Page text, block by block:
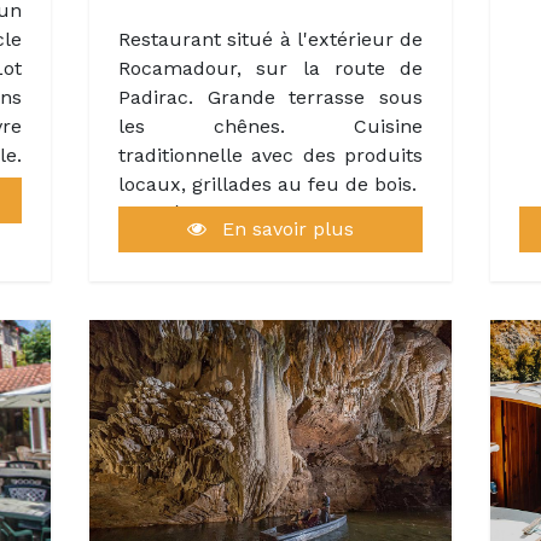
Restaurant situé à l'extérieur de
Rocamadour, sur la route de
Padirac. Grande terrasse sous
les chênes. Cuisine
traditionnelle avec des produits
locaux, grillades au feu de bois.
Clientèle familiale aussi bien
touristique que locale, équipe
En savoir plus